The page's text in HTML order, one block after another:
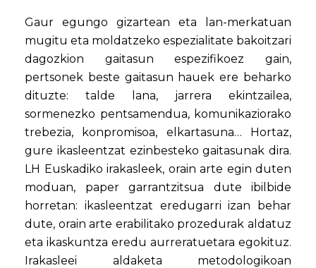
Gaur egungo gizartean eta lan-merkatuan
mugitu eta moldatzeko espezialitate bakoitzari
dagozkion gaitasun espezifikoez gain,
pertsonek beste gaitasun hauek ere beharko
dituzte: talde lana, jarrera ekintzailea,
sormenezko pentsamendua, komunikaziorako
trebezia, konpromisoa, elkartasuna… Hortaz,
gure ikasleentzat ezinbesteko gaitasunak dira.
LH Euskadiko irakasleek, orain arte egin duten
moduan, paper garrantzitsua dute ibilbide
horretan: ikasleentzat eredugarri izan behar
dute, orain arte erabilitako prozedurak aldatuz
eta ikaskuntza eredu aurreratuetara egokituz.
Irakasleei aldaketa metodologikoan